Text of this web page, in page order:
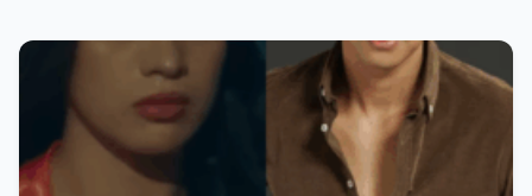
Message Behind Their Last Conversation